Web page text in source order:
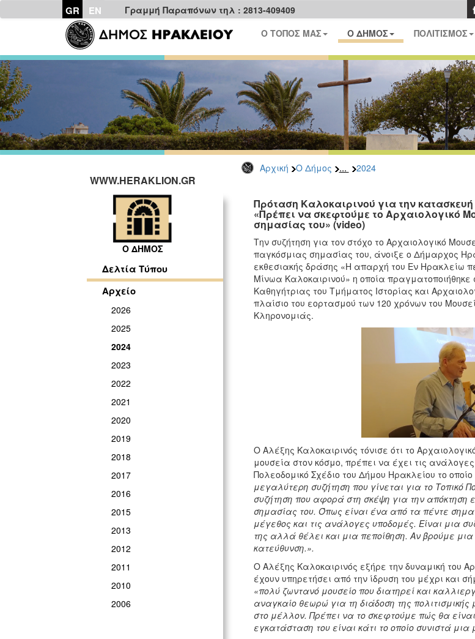
GR EN Γραμμή Παραπόνων τηλ : 2813-409409
Ο ΤΟΠΟΣ ΜΑΣ Ο ΔΗΜΟΣ ΠΟΛΙΤΙΣΜΟΣ
Αρχική Ο Δήμος ... 2024
WWW.HERAKLION.GR
Ο ΔΗΜΟΣ
Δελτία Τύπου
Αρχείο
2026
2025
2024
2023
2022
2021
2020
2019
2018
2017
2016
2015
2013
2012
2011
2010
2006
Πρόταση Καλοκαιρινού για την
«Πρέπει να σκεφτούμε το Αρχαιολογικό
σημασίας του» (video)
Την συζήτηση για τον στόχο το Αρχαιολογικό
παγκόσμιας σημασίας του, άνοιξε ο Δήμαρχος
εκθεσιακής δράσης «Η απαρχή του Εν Ηρακλείω
Μίνωα Καλοκαιρινού» η οποία
Καθηγήτριας του Τμήματος Ιστορίας και
πλαίσιο του εορτασμού των 120 χρόνων του
Κληρονομιάς.
Ο Αλέξης Καλοκαιρινός τόνισε ότι το
μουσεία στον κόσμο, πρέπει να έχει τις
Πολεοδομικό Σχέδιο του Δήμου Ηρακλείου το
μεγαλύτερη συζήτηση που γίνεται για το Τοπικό
συζήτηση που αφορά στη σκέψη για την απόκτηση
σημασίας του. Όπως είναι ένα από τα πέντε
μέγεθος και τις ανάλογες υποδομές. Είναι μια
της αλλά θέλει και μια πεποίθηση. Αν βρούμε
κατεύθυνση.».
Ο Αλέξης Καλοκαιρινός εξήρε την δυναμική του
έχουν υπηρετήσει από την ίδρυση του μέχρι και
«πολύ ζωντανό μουσείο που διατηρεί και
αναγκαίο θεωρώ για τη διάδοση της
στο μέλλον. Πρέπει να το σκεφτούμε πώς θα
εγκατάσταση του είναι κάτι το οποίο συνιστά